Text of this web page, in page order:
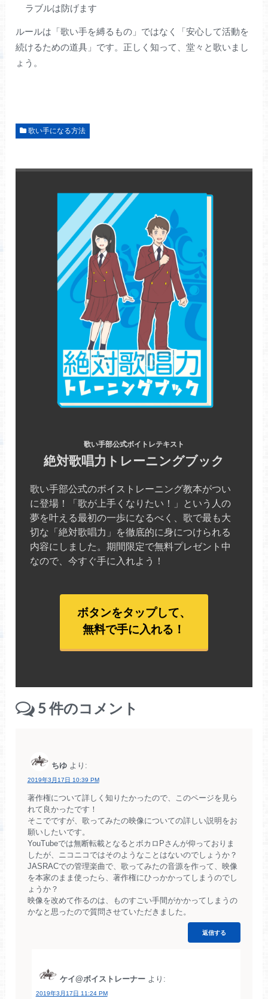
ラブルは防げます
ルールは「歌い手を縛るもの」ではなく「安心して活動を
続けるための道具」です。正しく知って、堂々と歌いまし
ょう。
歌い手になる方法
歌い手部公式ボイトレテキスト
絶対歌唱力トレーニングブック
歌い手部公式のボイストレーニング教本がつい
に登場！「歌が上手くなりたい！」という人の
夢を叶える最初の一歩になるべく、歌で最も大
切な「絶対歌唱力」を徹底的に身につけられる
内容にしました。期間限定で無料プレゼント中
なので、今すぐ手に入れよう！
ボタンをタップして、
無料で手に入れる！
5件のコメント
ちゆ より:
2019年3月17日 10:39 PM
著作権について詳しく知りたかったので、このページを見ら
れて良かったです！
そこでですが、歌ってみたの映像についての詳しい説明をお
願いしたいです。
YouTubeでは無断転載となるとボカロPさんが仰っておりま
したが、ニコニコではそのようなことはないのでしょうか？
JASRACでの管理楽曲で、歌ってみたの音源を作って、映像
を本家のまま使ったら、著作権にひっかかってしまうのでし
ょうか？
映像を改めて作るのは、ものすごい手間がかかってしまうの
かなと思ったので質問させていただきました。
返信する
ケイ@ボイストレーナー より:
2019年3月17日 11:24 PM